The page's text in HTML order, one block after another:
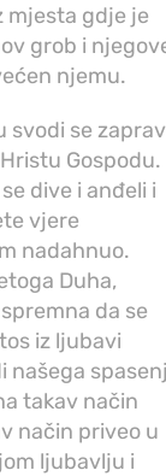
mjesta gdje je
grob i
njemu.
svodi se
Gospodu.
dive i anđeli i
vjere
nadahnuo.
Duha,
da se
iz ljubavi
našega
takav način
način priveo u
ljubavlju i